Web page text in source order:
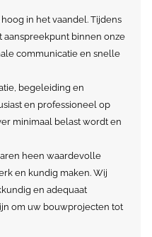
in het vaandel. Tijdens
aanspreekpunt binnen onze
communicatie en snelle
begeleiding en
en professioneel op
minimaal belast wordt en
heen waardevolle
en kundig maken. Wij
en adequaat
om uw bouwprojecten tot